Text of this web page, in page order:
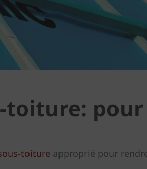
toiture:
toiture approprié pour